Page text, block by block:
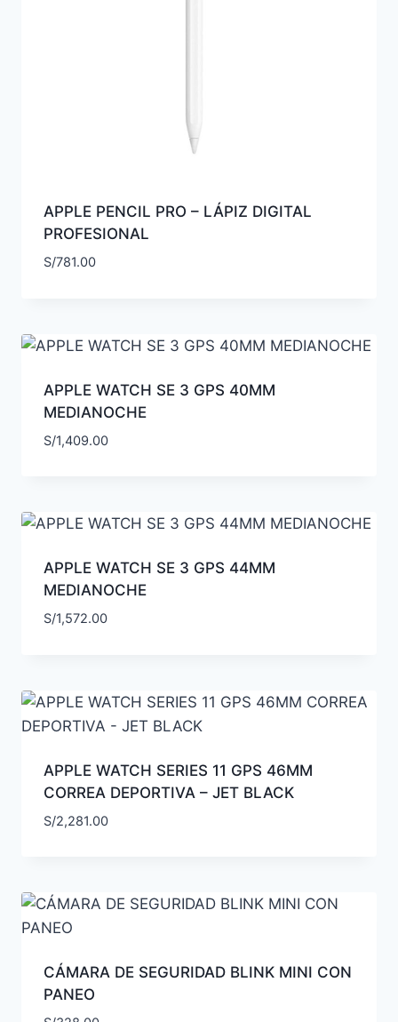
APPLE PENCIL PRO – LÁPIZ DIGITAL
PROFESIONAL
S/781.00
APPLE WATCH SE 3 GPS 40MM
MEDIANOCHE
S/1,409.00
APPLE WATCH SE 3 GPS 44MM
MEDIANOCHE
S/1,572.00
APPLE WATCH SERIES 11 GPS 46MM
CORREA DEPORTIVA – JET BLACK
S/2,281.00
CÁMARA DE SEGURIDAD BLINK MINI CON
PANEO